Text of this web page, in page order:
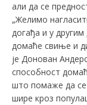
али да се
„Желимо
догађа и у
домаће свиње и
је Донован
способност
што помаже да
шире кроз